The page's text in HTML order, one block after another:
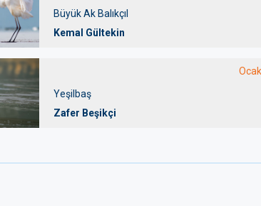
Büyük Ak Balıkçıl
Kemal Gültekin
Yeşilbaş
Zafer Beşikçi